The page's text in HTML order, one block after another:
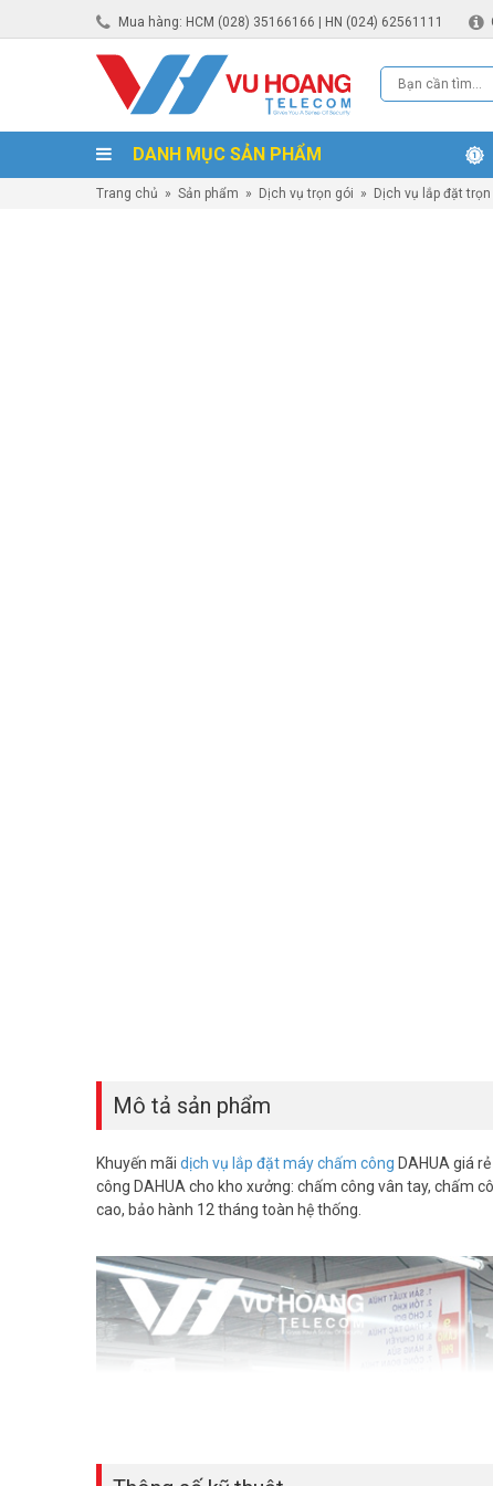
Mua hàng: HCM (028) 35166166 | HN (024) 62561111
DANH MỤC SẢN PHẨM
Trang chủ » Sản phẩm » Dịch vụ trọn gói » Dịch vụ lắp đặt trọn
Mô tả sản phẩm
Khuyến mãi dịch vụ lắp đặt máy chấm công DAHUA giá
công DAHUA cho kho xưởng: chấm công vân tay, chấm
cao, bảo hành 12 tháng toàn hệ thống.